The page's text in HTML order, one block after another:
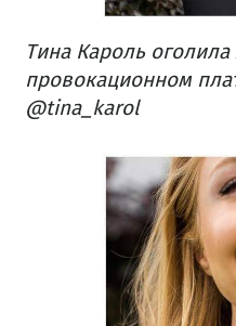
​Тина Кароль
провокационном
@tina_karol